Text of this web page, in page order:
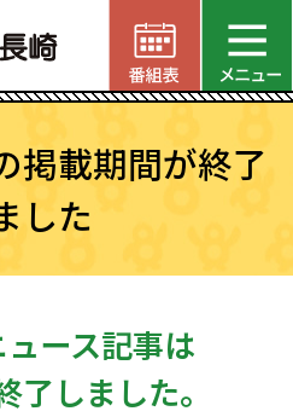
掲載期間が終了
した
ース記事は
了しました。